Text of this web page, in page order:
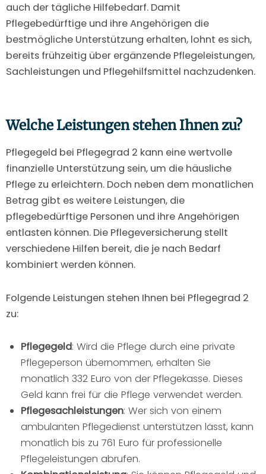
auch der tägliche Hilfebedarf. Damit
Pflegebedürftige und ihre Angehörigen die
bestmögliche Unterstützung erhalten, lohnt es sich,
bereits frühzeitig über ergänzende Pflegeleistungen,
Sachleistungen und Pflegehilfsmittel nachzudenken.
Welche Leistungen stehen Ihnen zu?
Pflegegeld bei Pflegegrad 2 kann eine wertvolle
finanzielle Unterstützung sein, um die häusliche
Pflege zu erleichtern. Doch neben dem monatlichen
Betrag gibt es weitere Leistungen, die
pflegebedürftige Personen und ihre Angehörigen
entlasten können. Die Pflegeversicherung stellt
verschiedene Hilfen bereit, die je nach Bedarf
kombiniert werden können.
Folgende Leistungen stehen Ihnen bei Pflegegrad 2
zu:
Pflegegeld: Wird die Pflege durch eine private
Pflegeperson übernommen, erhalten Sie
monatlich 332 Euro von der Pflegekasse. Dieses
Geld kann frei für die Pflege verwendet werden.
Pflegesachleistungen: Wer sich von einem
ambulanten Pflegedienst unterstützen lässt, kann
monatlich bis zu 761 Euro für professionelle
Pflegeleistungen abrufen.